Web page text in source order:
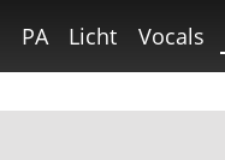
PA Licht Vocals